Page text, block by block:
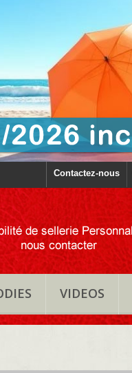
Contactez-nous
VIDEOS